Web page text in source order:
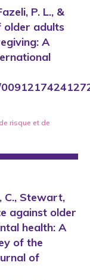
P. L., &
older adults
A
risque et de
C., Stewart,
against older
health: A
of the
of